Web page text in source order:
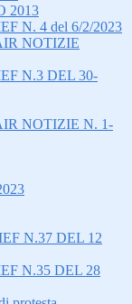
2013
N. 4 del 6/2/2023
NOTIZIE
N.3 DEL 30-
NOTIZIE N. 1-
N.37 DEL 12
N.35 DEL 28